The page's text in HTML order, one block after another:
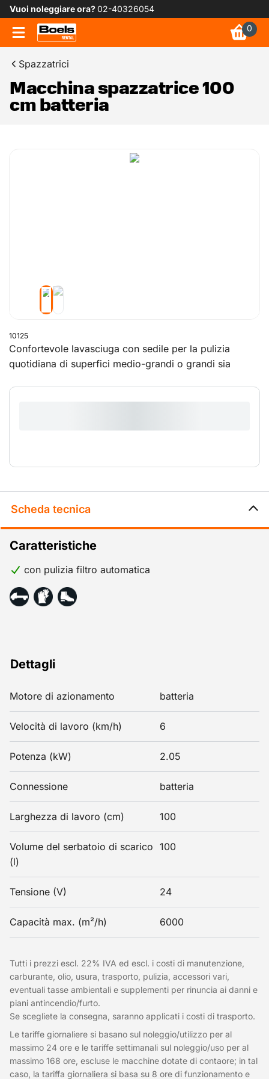
Vuoi noleggiare ora?02-40326054
0
Spazzatrici
Macchina spazzatrice 100
cm batteria
10125
Confortevole lavasciuga con sedile per la pulizia
quotidiana di superfici medio-grandi o grandi sia
L'uso all'aperto di questa macchina è possibile solo se
Scheda tecnica
Dettagli
Motore di azionamento batteria
Velocità di lavoro (km/h) 6
Potenza (kW) 2.05
Connessione batteria
Larghezza di lavoro (cm) 100
Volume del serbatoio di scarico
(l)
100
Tensione (V) 24
Capacità max. (m²/h) 6000
Caratteristiche
con pulizia filtro automatica
Tutti i prezzi escl. 22% IVA ed escl. i costi di manutenzione,
carburante, olio, usura, trasporto, pulizia, accessori vari,
eventuali tasse ambientali e supplementi per rinuncia ai danni e
piani antincendio/furto.
Se scegliete la consegna, saranno applicati i costi di trasporto.
Le tariffe giornaliere si basano sul noleggio/utilizzo per al
massimo 24 ore e le tariffe settimanali sul noleggio/uso per al
massimo 168 ore, escluse le macchine dotate di contaore; in tal
caso, la tariffa giornaliera si basa su 8 ore di funzionamento e